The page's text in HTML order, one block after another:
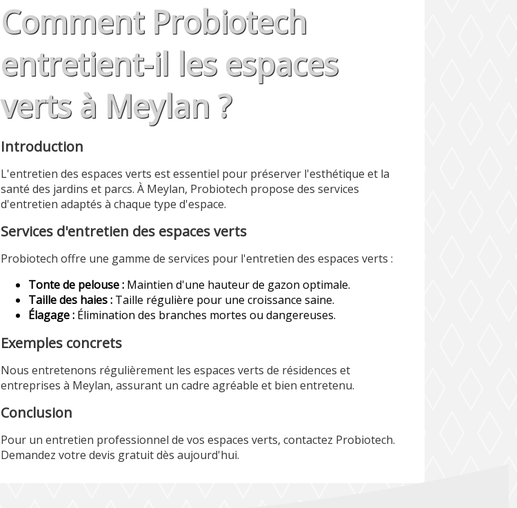
Comment Probiotech
entretient-il les espaces
verts à Meylan ?
Introduction
L'entretien des espaces verts est essentiel pour préserver l'esthétique et la
santé des jardins et parcs. À Meylan, Probiotech propose des services
d'entretien adaptés à chaque type d'espace.
Services d'entretien des espaces verts
Probiotech offre une gamme de services pour l'entretien des espaces verts :
Tonte de pelouse : Maintien d'une hauteur de gazon optimale.
Taille des haies : Taille régulière pour une croissance saine.
Élagage : Élimination des branches mortes ou dangereuses.
Exemples concrets
Nous entretenons régulièrement les espaces verts de résidences et
entreprises à Meylan, assurant un cadre agréable et bien entretenu.
Conclusion
Pour un entretien professionnel de vos espaces verts, contactez Probiotech.
Demandez votre devis gratuit dès aujourd'hui.